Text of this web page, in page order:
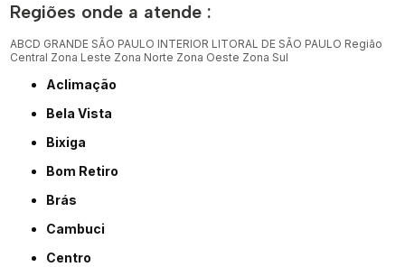
Regiões onde a atende :
ABCD GRANDE SÃO PAULO INTERIOR LITORAL DE SÃO PAULO Região
Central Zona Leste Zona Norte Zona Oeste Zona Sul
Aclimação
Bela Vista
Bixiga
Bom Retiro
Brás
Cambuci
Centro